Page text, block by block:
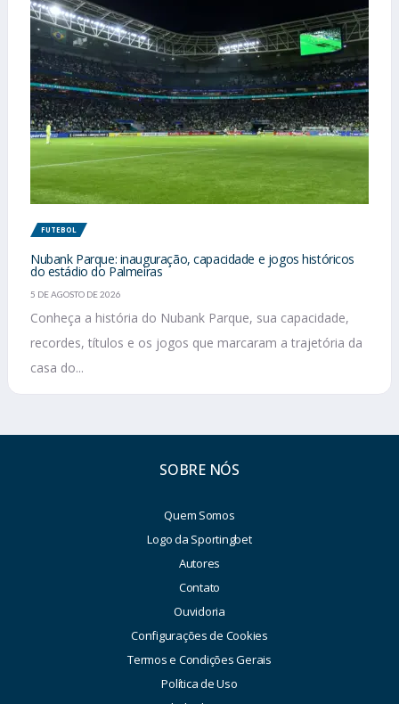
FUTEBOL
Nubank Parque: inauguração, capacidade e jogos históricos
do estádio do Palmeiras
5 DE AGOSTO DE 2026
Conheça a história do Nubank Parque, sua capacidade,
recordes, títulos e os jogos que marcaram a trajetória da
casa do...
SOBRE NÓS
Quem Somos
Logo da Sportingbet
Autores
Contato
Ouvidoria
Configurações de Cookies
Termos e Condições Gerais
Política de Uso